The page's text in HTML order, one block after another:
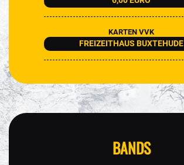
KARTEN VVK
FREIZEITHAUS BUXTEHUDE
BANDS